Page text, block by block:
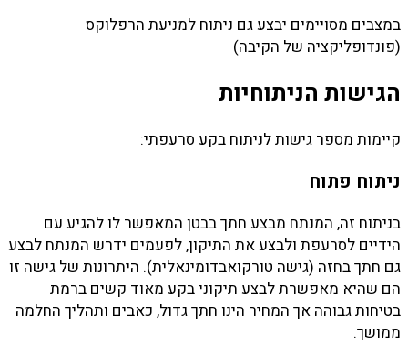
במצבים מסויימים יבצע גם ניתוח למניעת הרפלוקס
(פונדופליקציה של הקיבה)
הגישות הניתוחיות
קיימות מספר גישות לניתוח בקע סרעפתי:
ניתוח פתוח
בניתוח זה, המנתח מבצע חתך בבטן המאפשר לו להגיע עם
הידיים לסרעפת ולבצע את התיקון, לפעמים ידרש המנתח לבצע
גם חתך בחזה (גישה טורקואבדומינאלית). היתרונות של גישה זו
הם שהיא מאפשרת לבצע תיקוני בקע מאוד קשים ברמת
בטיחות גבוהה אך המחיר הינו חתך גדול, כאבים ותהליך החלמה
ממושך.